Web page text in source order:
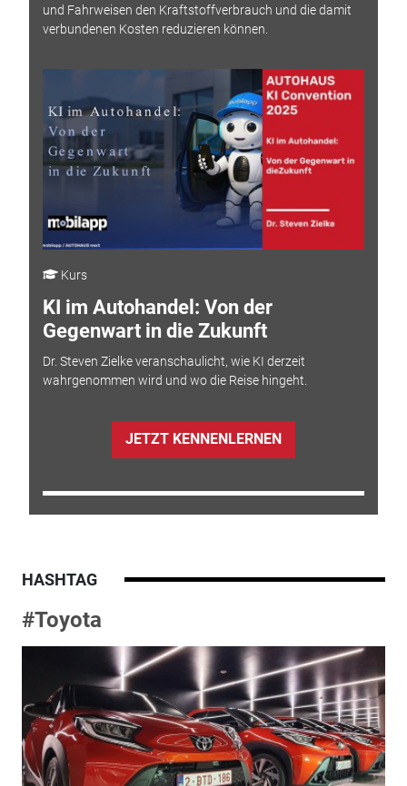
und Fahrweisen den Kraftstoffverbrauch und die damit
verbundenen Kosten reduzieren können.
Kurs
KI im Autohandel: Von der
Gegenwart in die Zukunft
Dr. Steven Zielke veranschaulicht, wie KI derzeit
wahrgenommen wird und wo die Reise hingeht.
JETZT KENNENLERNEN
HASHTAG
#Toyota